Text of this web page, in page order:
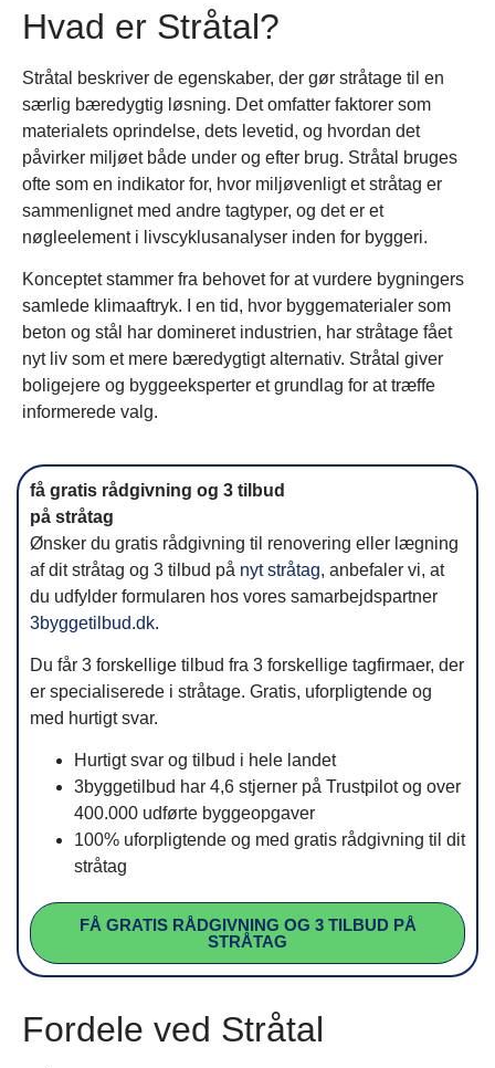
Hvad er Stråtal?
Stråtal beskriver de egenskaber, der gør stråtage til en
særlig bæredygtig løsning. Det omfatter faktorer som
materialets oprindelse, dets levetid, og hvordan det
påvirker miljøet både under og efter brug. Stråtal bruges
ofte som en indikator for, hvor miljøvenligt et stråtag er
sammenlignet med andre tagtyper, og det er et
nøgleelement i livscyklusanalyser inden for byggeri.
Konceptet stammer fra behovet for at vurdere bygningers
samlede klimaaftryk. I en tid, hvor byggematerialer som
beton og stål har domineret industrien, har stråtage fået
nyt liv som et mere bæredygtigt alternativ. Stråtal giver
boligejere og byggeeksperter et grundlag for at træffe
informerede valg.
få gratis rådgivning og 3 tilbud
på stråtag
Ønsker du gratis rådgivning til renovering eller lægning
af dit stråtag og 3 tilbud på nyt stråtag, anbefaler vi, at
du udfylder formularen hos vores samarbejdspartner
3byggetilbud.dk.
Du får 3 forskellige tilbud fra 3 forskellige tagfirmaer, der
er specialiserede i stråtage. Gratis, uforpligtende og
med hurtigt svar.
Hurtigt svar og tilbud i hele landet
3byggetilbud har 4,6 stjerner på Trustpilot og over
400.000 udførte byggeopgaver
100% uforpligtende og med gratis rådgivning til dit
stråtag
FÅ GRATIS RÅDGIVNING OG 3 TILBUD PÅ
STRÅTAG
Fordele ved Stråtal